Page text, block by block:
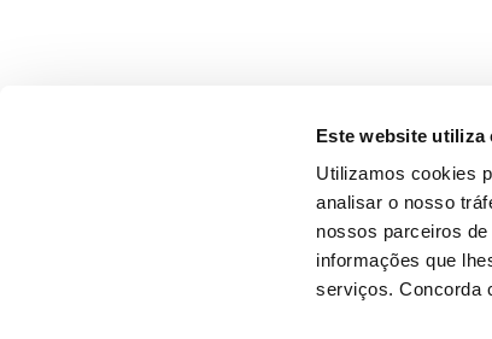
Este website utiliza
Utilizamos cookies
analisar o nosso
nossos parceiros
informações que
serviços. Concorda